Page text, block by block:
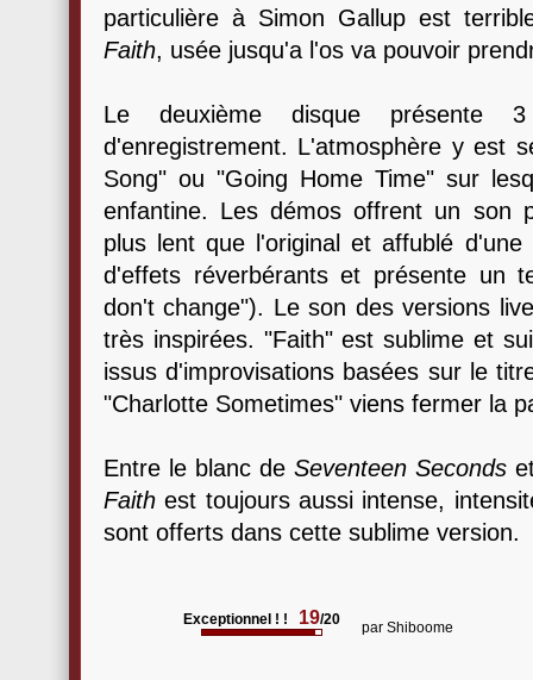
particulière à Simon Gallup est
Faith, usée jusqu'a l'os va pouvoir
Le deuxième disque présente
d'enregistrement. L'atmosphère y est
Song" ou "Going Home Time" sur
enfantine. Les démos offrent un son
plus lent que l'original et affublé
d'effets réverbérants et présente un
don't change"). Le son des versions
très inspirées. "Faith" est sublime et
issus d'improvisations basées sur le
"Charlotte Sometimes" viens fermer la
Entre le blanc de Seventeen Seconds
Faith est toujours aussi intense,
sont offerts dans cette sublime version.
Exceptionnel ! ! 19/20 par Shiboome